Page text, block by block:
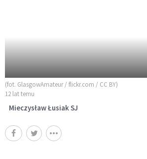
(fot. GlasgowAmateur / flickr.com / CC BY)
12 lat temu
Mieczysław Łusiak SJ